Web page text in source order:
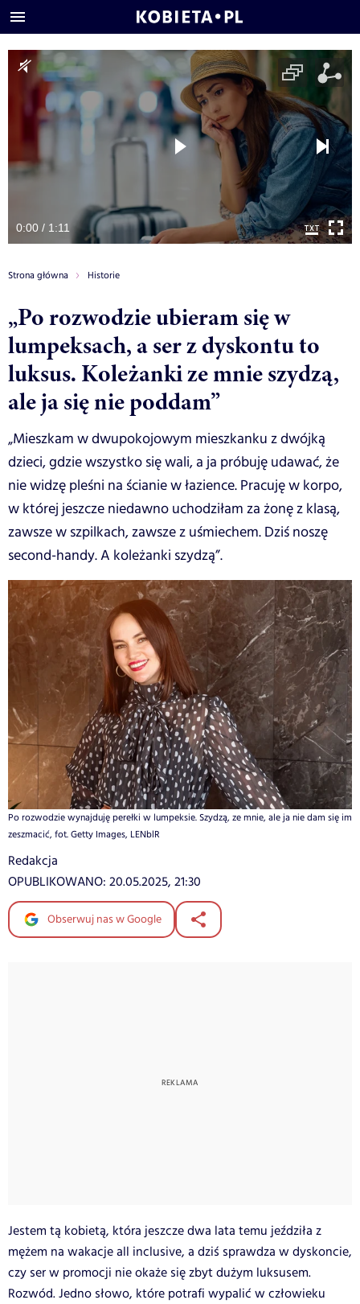
0:00 / 1:11
Strona główna Historie
„Po rozwodzie ubieram się w
lumpeksach, a ser z dyskontu to
luksus. Koleżanki ze mnie szydzą,
ale ja się nie poddam”
„Mieszkam w dwupokojowym mieszkanku z dwójką
dzieci, gdzie wszystko się wali, a ja próbuję udawać, że
nie widzę pleśni na ścianie w łazience. Pracuję w korpo,
w której jeszcze niedawno uchodziłam za żonę z klasą,
zawsze w szpilkach, zawsze z uśmiechem. Dziś noszę
second-handy. A koleżanki szydzą”.
Po rozwodzie wynajduję perełki w lumpeksie. Szydzą, ze mnie, ale ja nie dam się im
zeszmacić, fot. Getty Images, LENblR
Redakcja
OPUBLIKOWANO: 20.05.2025, 21:30
Obserwuj nas w Google
Jestem tą kobietą, która jeszcze dwa lata temu jeździła z
mężem na wakacje all inclusive, a dziś sprawdza w dyskoncie,
czy ser w promocji nie okaże się zbyt dużym luksusem.
Rozwód. Jedno słowo, które potrafi wypalić w człowieku